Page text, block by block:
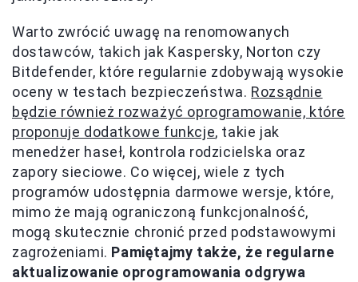
Warto zwrócić uwagę na renomowanych
dostawców, takich jak Kaspersky, Norton czy
Bitdefender, które regularnie zdobywają wysokie
oceny w testach bezpieczeństwa. Rozsądnie
będzie również rozważyć oprogramowanie, które
proponuje dodatkowe funkcje, takie jak
menedżer haseł, kontrola rodzicielska oraz
zapory sieciowe. Co więcej, wiele z tych
programów udostępnia darmowe wersje, które,
mimo że mają ograniczoną funkcjonalność,
mogą skutecznie chronić przed podstawowymi
zagrożeniami. Pamiętajmy także, że regularne
aktualizowanie oprogramowania odgrywa